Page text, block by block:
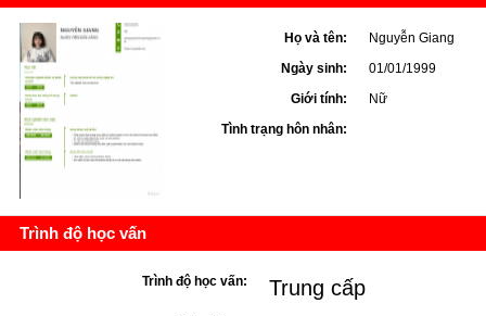
Họ và tên:
Nguyễn Giang
Ngày sinh:
01/01/1999
Giới tính:
Nữ
Tình trạng hôn nhân:
Trình độ học vấn
Trình độ học vấn: Trung cấp